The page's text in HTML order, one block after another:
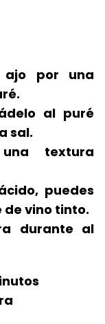
por una
al puré
sal.
textura
puedes
vino tinto.
durante al